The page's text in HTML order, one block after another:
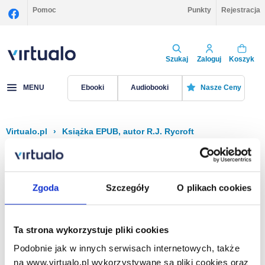
Zgoda Szczegóły O plikach cookies
Ta strona wykorzystuje pliki cookies
Podobnie jak w innych serwisach internetowych, także
na www.virtualo.pl wykorzystywane są pliki cookies oraz
Pomoc Punkty Rejestracja
Szukaj Zaloguj Koszyk
MENU Ebooki Audiobooki Nasze Ceny
Virtualo.pl › Książka EPUB, autor R.J. Rycroft
Filtruj Sortuj
Na stronie